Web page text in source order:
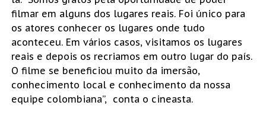
filmar em alguns dos lugares reais. Foi único para
os atores conhecer os lugares onde tudo
aconteceu. Em vários casos, visitamos os lugares
reais e depois os recriamos em outro lugar do país.
O filme se beneficiou muito da imersão,
conhecimento local e conhecimento da nossa
equipe colombiana”, conta o cineasta.